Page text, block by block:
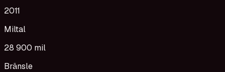
2011
Miltal
28 900 mil
Bränsle